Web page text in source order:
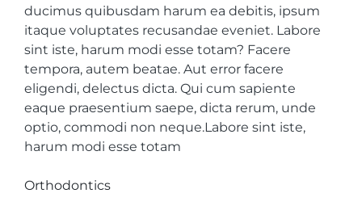
ducimus quibusdam harum ea debitis, ipsum
itaque voluptates recusandae eveniet. Labore
sint iste, harum modi esse totam? Facere
tempora, autem beatae. Aut error facere
eligendi, delectus dicta. Qui cum sapiente
eaque praesentium saepe, dicta rerum, unde
optio, commodi non neque.Labore sint iste,
harum modi esse totam
Orthodontics